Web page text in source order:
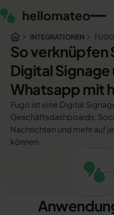
INTEGRATIONEN
So verknüpfen
Digital Signage
Whatsapp mit
Fugo ist eine Digital
Geschäftsdashboards,
Nachrichten und mehr auf
können.